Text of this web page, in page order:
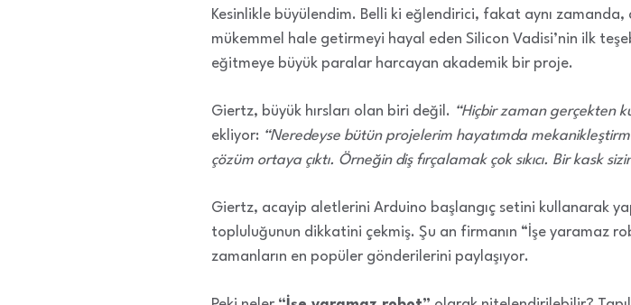
Kesinlikle büyülendim. Belli ki eğlendirici, fakat aynı zamanda,
mükemmel hale getirmeyi hayal eden Silicon Vadisi’nin ilk
eğitmeye büyük paralar harcayan akademik bir proje.
Giertz, büyük hırsları olan biri değil. “Hiçbir zaman gerçekten
ekliyor: “Neredeyse bütün projelerim hayatımda
çözüm ortaya çıktı. Örneğin diş fırçalamak çok sıkıcı. Bir kask
Giertz, acayip aletlerini Arduino başlangıç setini kullanarak
topluluğunun dikkatini çekmiş. Şu an firmanın “İşe yaramaz
zamanların en popüler gönderilerini paylaşıyor.